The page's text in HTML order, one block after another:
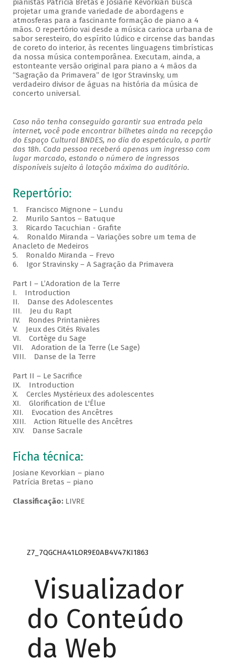
pianistas Patrícia Bretas e Josiane Kevorkian busca
projetar uma grande variedade de abordagens e
atmosferas para a fascinante formação de piano a 4
mãos. O repertório vai desde a música carioca urbana de
sabor seresteiro, do espírito lúdico e circense das bandas
de coreto do interior, às recentes linguagens timbrísticas
da nossa música contemporânea. Executam, ainda, a
estonteante versão original para piano a 4 mãos da
“Sagração da Primavera” de Igor Stravinsky, um
verdadeiro divisor de águas na história da música de
concerto universal.
Caso não tenha conseguido garantir sua entrada pela
internet, você pode encontrar bilhetes ainda na recepção
do Espaço Cultural BNDES, no dia do espetáculo, a partir
das 18h. Cada pessoa receberá apenas um ingresso com
lugar marcado, estando o número de ingressos
disponíveis sujeito à lotação máxima do auditório.
Repertório:
1. Francisco Mignone – Lundu
2. Murilo Santos – Batuque
3. Ricardo Tacuchian - Grafite
4. Ronaldo Miranda – Variações sobre um tema de
Anacleto de Medeiros
5. Ronaldo Miranda – Frevo
6. Igor Stravinsky – A Sagração da Primavera
Part I – L’Adoration de la Terre
I. Introduction
II. Danse des Adolescentes
III. Jeu du Rapt
IV. Rondes Printanières
V. Jeux des Cités Rivales
VI. Cortège du Sage
VII. Adoration de la Terre (Le Sage)
VIII. Danse de la Terre
Part II – Le Sacrifice
IX. Introduction
X. Cercles Mystérieux des adolescentes
XI. Glorification de L'Élue
XII. Evocation des Ancêtres
XIII. Action Rituelle des Ancêtres
XIV. Danse Sacrale
Ficha técnica:
Josiane Kevorkian – piano
Patrícia Bretas – piano
Classificação:LIVRE
Z7_7QGCHA41LOR9E0AB4V47KI1863
Visualizador
do Conteúdo
da Web